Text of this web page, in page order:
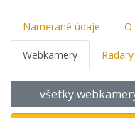
Namerané údaje O
Webkamery Radary
všetky